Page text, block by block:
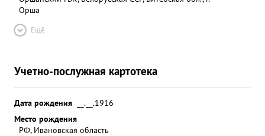
Орша
Ещё
Учетно-послужная картотека
Дата рождения
__.__.1916
Место рождения
РФ, Ивановская область